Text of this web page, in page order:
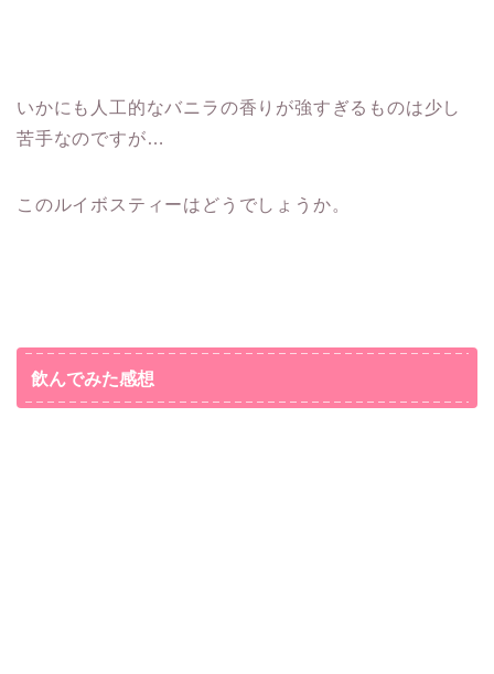
いかにも人工的なバニラの香りが強すぎるものは少し
苦手なのですが…
このルイボスティーはどうでしょうか。
飲んでみた感想